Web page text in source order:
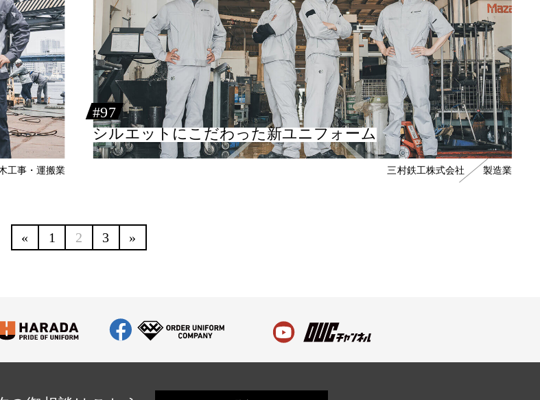
工事・運搬業
#97
シルエットにこだわった新ユニフォーム
三村鉄工株式会社 製造業
« 1 2 3 »